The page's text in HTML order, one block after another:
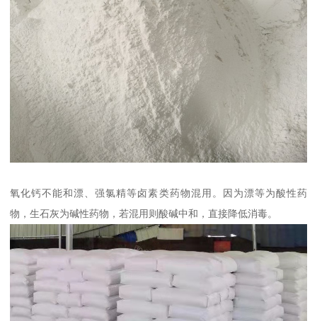
氧化钙不能和漂、强氯精等卤素类药物混用。因为漂等为酸性药
物，生石灰为碱性药物，若混用则酸碱中和，直接降低消毒。